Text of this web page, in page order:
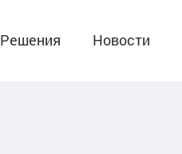
Решения Новости